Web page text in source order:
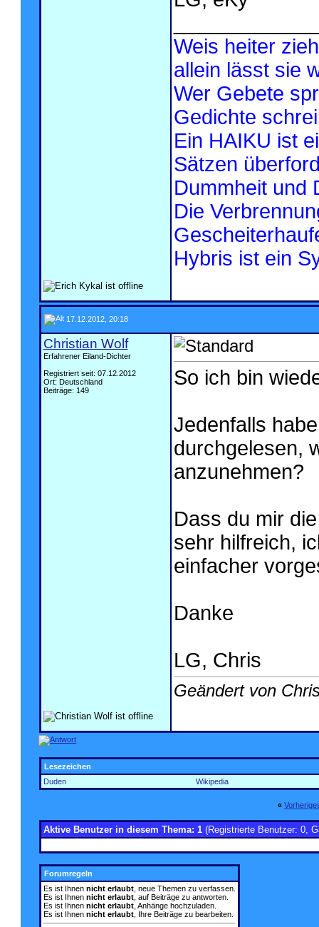
Weis heiter
allein lässt sie
Wer Gebete
Gedichte
Ein HAIKU ist
Sätzen
Dummheit und
Die
Hybris ist ein
17.12.2012, 20:18
Christian Wolf
Erfahrener Eiland-Dichter
Registriert seit: 07.12.2012
Ort: Deutschland
Beiträge: 149
So ich bin
Jedenfalls
durchgelesen,
anzunehmen?
Dass du mir
sehr hilfreich,
einfacher
Danke
LG, Chris
Geändert von
Lesezeichen
Duden
Wikipedia
«
Aktive Benutzer in diesem Thema: 1 (Registrierte Benutzer: 0,
Forumregeln
Es ist Ihnen nicht erlaubt, neue Themen zu verfassen.
Es ist Ihnen nicht erlaubt, auf Beiträge zu antworten.
Es ist Ihnen nicht erlaubt, Anhänge hochzuladen.
Es ist Ihnen nicht erlaubt, Ihre Beiträge zu bearbeiten.